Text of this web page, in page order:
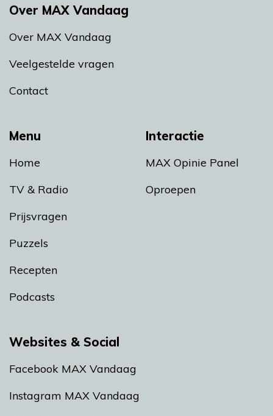
Menu
Home
TV & Radio
Prijsvragen
Puzzels
Recepten
Podcasts
Interactie
MAX Opinie Panel
Oproepen
Over MAX Vandaag
Over MAX Vandaag
Veelgestelde vragen
Contact
Websites & Social
Facebook MAX Vandaag
Instagram MAX Vandaag